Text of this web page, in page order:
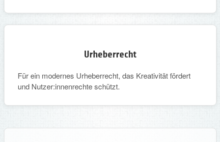
Urheberrecht
Für ein modernes Urheberrecht, das Kreativität fördert
und Nutzer:innenrechte schützt.